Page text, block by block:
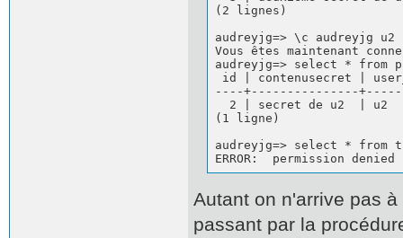
(2 lignes)
audreyjg=> \c audreyjg u2
Vous êtes maintenant
audreyjg=> select * from
id | contenusecret |
----+---------------
  2 | secret de u2  | u2
(1 ligne)
audreyjg=> select * from
ERROR:  permission
Autant on n'arrive pas
passant par la